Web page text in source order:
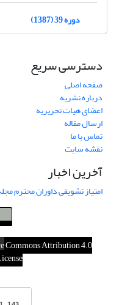
دوره 39 (1387)
دسترسی سریع
صفحه اصلی
درباره نشریه
اعضای هیات تحریریه
ارسال مقاله
تماس با ما
نقشه سایت
آخرین اخبار
امتیاز تشویقی داوران محترم
Commons Attribution 4.0